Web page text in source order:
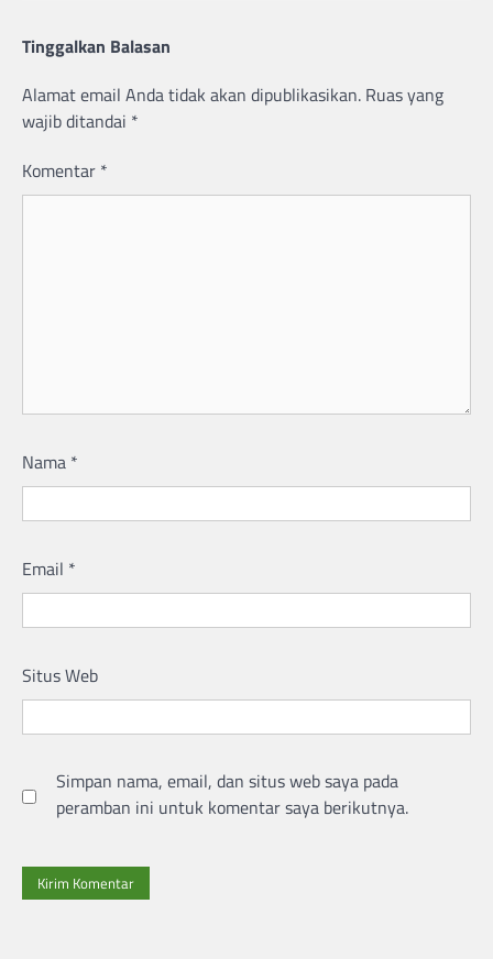
Tinggalkan Balasan
Alamat email Anda tidak akan dipublikasikan. Ruas yang
wajib ditandai *
Komentar *
Nama *
Email *
Situs Web
Simpan nama, email, dan situs web saya pada
peramban ini untuk komentar saya berikutnya.